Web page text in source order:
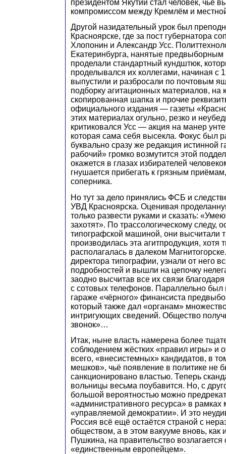
президентом Якутии стал человек, чье
компромиссом между Кремлём и
Другой назидательный урок был
Красноярске, где за пост губернатора
Хлопонин и Александр Усс.
Екатеринбурга, нанятые
проделали стандартный кундштюк,
проделывался их коллегами, начиная с
выпустили и разбросали по почтовым
подборку агитационных материалов, на
скопированная шапка и прочие
официального издания — газеты
этих материалах огульно, резко и
критиковался Усс — акция на манер
которая сама себя высекла. Фокус был
буквально сразу же редакция истинной
рабочий» громко возмутится этой
окажется в глазах избирателей
гнушается прибегать к грязным
соперника.
Но тут за дело принялись ФСБ и
УВД Красноярска. Оценивая
только развести руками и сказать:
захотят». По трассологическому следу,
типографской машиной, они высчитали
производилась эта агитпродукция, хотя
располагалась в далеком
директора типографии, узнали от него
подробностей и вышли на цепочку
заодно высчитав все их связи
с сотовых телефонов. Параллельно был
гараже «чёрного» финансиста
который также дал «органам»
интригующих сведений. Общество
звонок»…
Итак, ныне власть намерена более
соблюдением жёстких «правил игры» и
всего, «внесистемных» кандидатов, в
мешков», чьё появление в политике не
санкционировано властью. Теперь
вольницы весьма поубавится. Но, с
большой вероятностью можно
«административного ресурса» в рамках
«управляемой демократии». И это
Россия всё ещё остаётся страной с
обществом, а в этом вакууме вновь, как
Пушкина, на правительство
«единственным европейцем».